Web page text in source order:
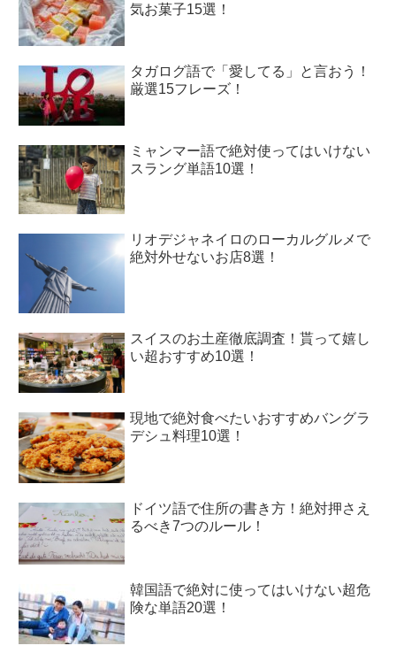
気お菓子15選！
タガログ語で「愛してる」と言おう！
厳選15フレーズ！
ミャンマー語で絶対使ってはいけない
スラング単語10選！
リオデジャネイロのローカルグルメで
絶対外せないお店8選！
スイスのお土産徹底調査！貰って嬉し
い超おすすめ10選！
現地で絶対食べたいおすすめバングラ
デシュ料理10選！
ドイツ語で住所の書き方！絶対押さえ
るべき7つのルール！
韓国語で絶対に使ってはいけない超危
険な単語20選！